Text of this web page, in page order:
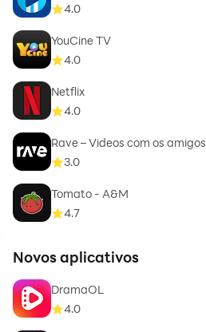
4.0
YouCine TV
4.0
Netflix
4.0
Rave – Videos com os amigos
3.0
Tomato - A&M
4.7
Novos aplicativos
DramaOL
4.0